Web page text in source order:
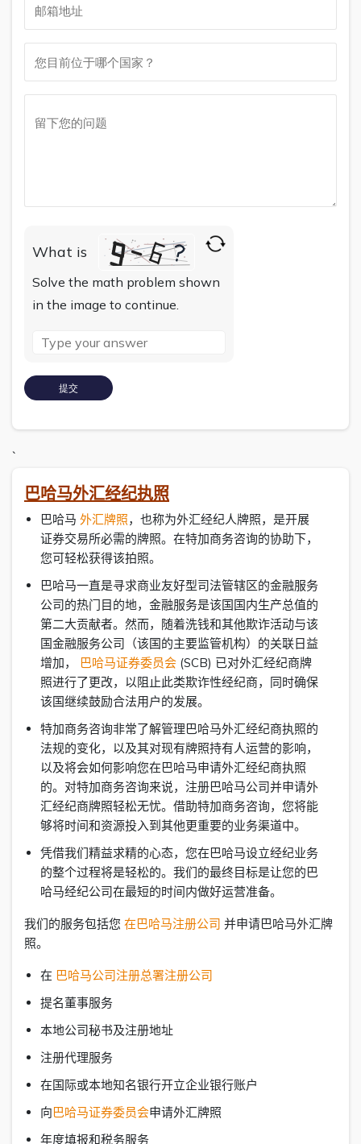
What is
Solve the math problem shown
in the image to continue.
`
巴哈马外汇经纪执照
巴哈马 外汇牌照，也称为外汇经纪人牌照，是开展
证券交易所必需的牌照。在特加商务咨询的协助下，
您可轻松获得该拍照。
巴哈马一直是寻求商业友好型司法管辖区的金融服务
公司的热门目的地，金融服务是该国国内生产总值的
第二大贡献者。然而，随着洗钱和其他欺诈活动与该
国金融服务公司（该国的主要监管机构）的关联日益
增加，
巴哈马证券委员会 (SCB) 已对外汇经纪商牌
照进行了更改，以阻止此类欺诈性经纪商，同时确保
该国继续鼓励合法用户的发展。
特加商务咨询非常了解管理巴哈马外汇经纪商执照的
法规的变化，以及其对现有牌照持有人运营的影响，
以及将会如何影响您在巴哈马申请外汇经纪商执照
的。对特加商务咨询来说，注册巴哈马公司并申请外
汇经纪商牌照轻松无忧。借助特加商务咨询，您将能
够将时间和资源投入到其他更重要的业务渠道中。
凭借我们精益求精的心态，您在巴哈马设立经纪业务
的整个过程将是轻松的。我们的最终目标是让您的巴
哈马经纪公司在最短的时间内做好运营准备。
我们的服务包括您 在巴哈马注册公司 并申请巴哈马外汇牌
照。
在 巴哈马公司注册总署注册公司
提名董事服务
本地公司秘书及注册地址
注册代理服务
在国际或本地知名银行开立企业银行账户
向 巴哈马证券委员会申请外汇牌照
年度填报和税务服务